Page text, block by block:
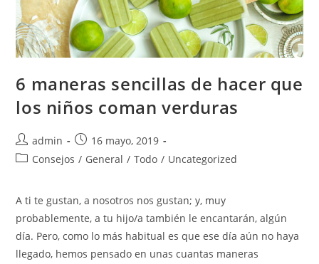
6 maneras sencillas de hacer que
los niños coman verduras
admin
16 mayo, 2019
Consejos / General / Todo / Uncategorized
A ti te gustan, a nosotros nos gustan; y, muy
probablemente, a tu hijo/a también le encantarán, algún
día. Pero, como lo más habitual es que ese día aún no haya
llegado, hemos pensado en unas cuantas maneras